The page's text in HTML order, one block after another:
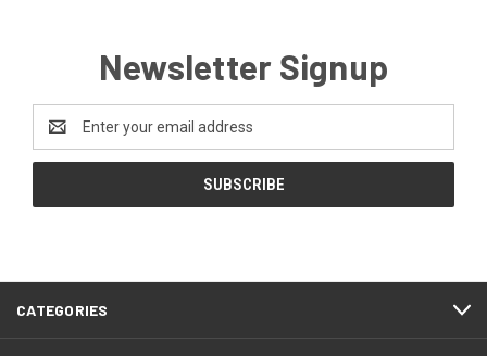
Newsletter Signup
Email
Address
CATEGORIES